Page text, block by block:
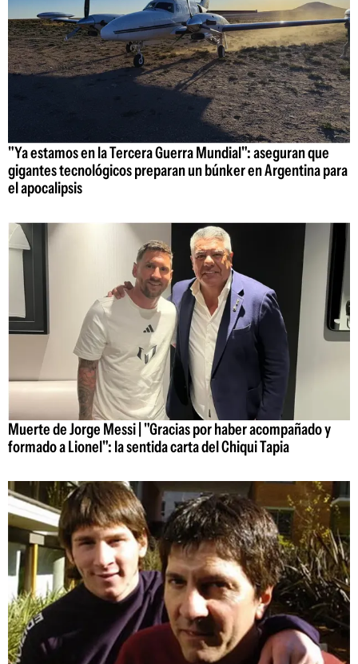
"Ya estamos en la Tercera Guerra Mundial": aseguran que
gigantes tecnológicos preparan un búnker en Argentina para
el apocalipsis
Muerte de Jorge Messi | "Gracias por haber acompañado y
formado a Lionel": la sentida carta del Chiqui Tapia